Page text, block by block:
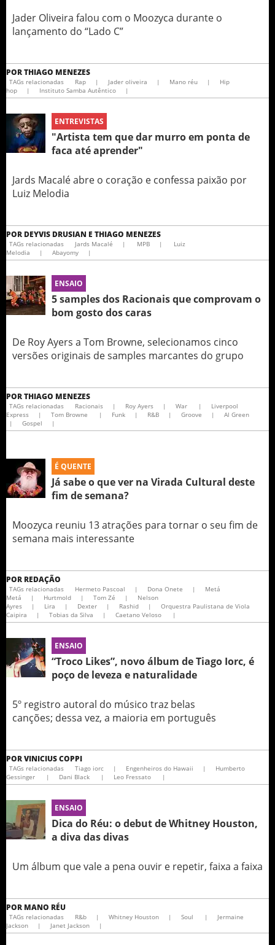
Jader Oliveira falou com o Moozyca durante o
lançamento do “Lado C”
PORTHIAGO MENEZES
TAGs relacionadas Rap | Jader oliveira | Mano réu |
Hip
hop
| Instituto Samba Autêntico |
ENTREVISTAS
"Artista tem que dar murro em ponta de
faca até aprender"
Jards Macalé abre o coração e confessa paixão por
Luiz Melodia
POR DEYVIS DRUSIAN E THIAGO MENEZES
TAGs relacionadas Jards Macalé | MPB |
Luiz
Melodia
| Abayomy |
ENSAIO
5 samples dos Racionais que comprovam o
bom gosto dos caras
De Roy Ayers a Tom Browne, selecionamos cinco
versões originais de samples marcantes do grupo
PORTHIAGO MENEZES
TAGs relacionadas Racionais | Roy Ayers | War |
Liverpool
Express
| Tom Browne | Funk | R&B | Groove |
Al Green
|
Gospel |
É QUENTE
Já sabe o que ver na Virada Cultural deste
fim de semana?
Moozyca reuniu 13 atrações para tornar o seu fim de
semana mais interessante
POR REDAÇÃO
TAGs relacionadas Hermeto Pascoal | Dona Onete |
Metá
Metá
| Hurtmold | Tom Zé |
Nelson
Ayres
| Lira | Dexter | Rashid |
Orquestra Paulistana de Viola
Caipira
| Tobias da Silva | Caetano Veloso |
ENSAIO
“Troco Likes”, novo álbum de Tiago Iorc, é
poço de leveza e naturalidade
5º registro autoral do músico traz belas
canções; dessa vez, a maioria em português
PORVINICIUS COPPI
TAGs relacionadas Tiago iorc | Engenheiros do Hawaii |
Humberto
Gessinger
| Dani Black | Leo Fressato |
ENSAIO
Dica do Réu: o debut de Whitney Houston,
a diva das divas
Um álbum que vale a pena ouvir e repetir, faixa a faixa
POR MANO RÉU
TAGs relacionadas R&b | Whitney Houston | Soul |
Jermaine
Jackson
| Janet Jackson |